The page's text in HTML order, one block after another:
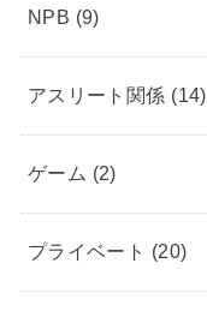
NPB (9)
アスリート関係 (14)
ゲーム (2)
プライベート (20)